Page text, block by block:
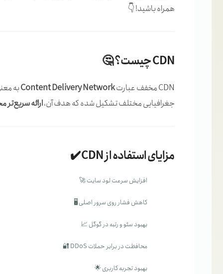
همراه باشید! 👇
CDN چیست؟ 🤔
CDN مخفف عبارت Content Delivery Networkبه
جغرافیایی مختلف تشکیل شده که هدف آن،ارائه سریع‌تر
مزایای استفاده از CDN ✔️
افزایش سرعت لود سایت 🚀
کاهش فشار روی سرور اصلی 🖥️
بهبود سئو و رتبه در گوگل 📈
محافظت در برابر حملات DDoS 🔐
بهبود تجربه کاربری 🌟